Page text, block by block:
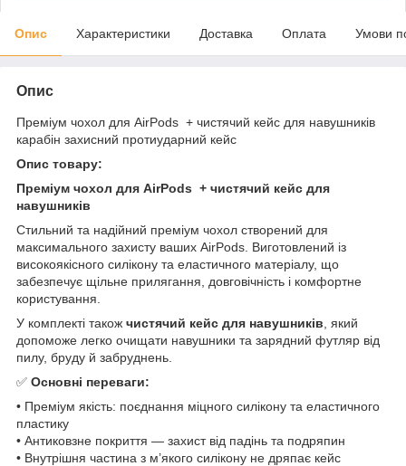
Опис Характеристики Доставка Оплата Умови
Опис
Преміум чохол для AirPods + чистячий кейс для навушників
карабін захисний протиударний кейс
Опис товару:
Преміум чохол для AirPods + чистячий кейс для
навушників
Стильний та надійний преміум чохол створений для
максимального захисту ваших AirPods. Виготовлений із
високоякісного силікону та еластичного матеріалу, що
забезпечує щільне прилягання, довговічність і комфортне
користування.
У комплекті також чистячий кейс для навушників , який
допоможе легко очищати навушники та зарядний футляр від
пилу, бруду й забруднень.
✅ Основні переваги:
• Преміум якість: поєднання міцного силікону та еластичного
пластику
• Антиковзне покриття — захист від падінь та подряпин
• Внутрішня частина з м’якого силікону не дряпає кейс